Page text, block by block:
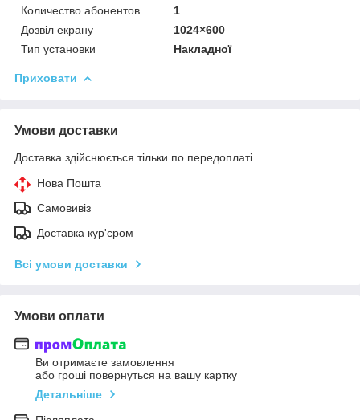
Количество абонентов
1
Дозвіл екрану
1024×600
Тип установки
Накладної
Приховати
Умови доставки
Доставка здійснюється тільки по передоплаті.
Нова Пошта
Самовивіз
Доставка кур'єром
Всі умови доставки
Умови оплати
Ви отримаєте замовлення
або гроші повернуться на вашу картку
Детальніше